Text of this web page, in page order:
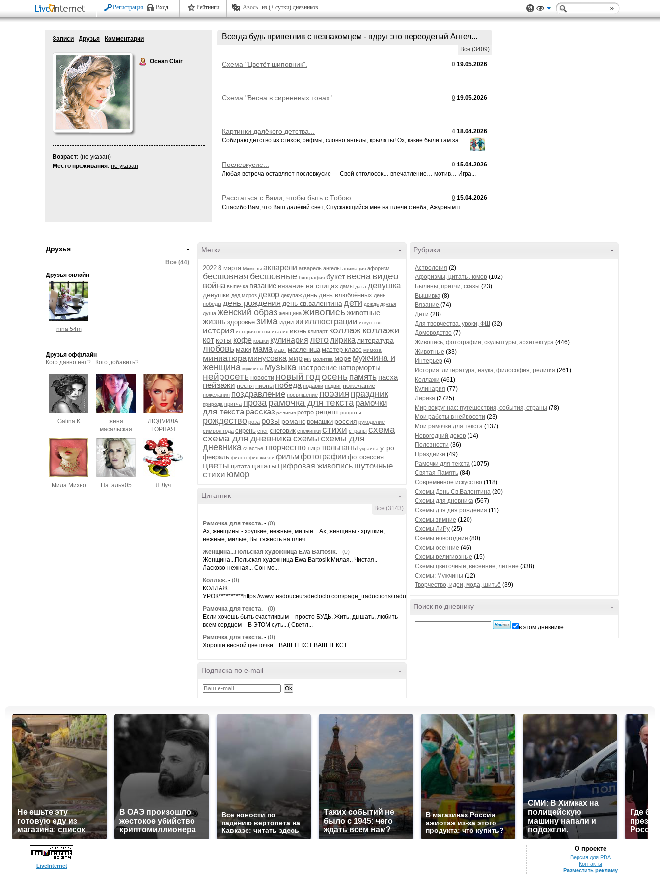
Регистрация Вход Рейтинги Авось из (+ сутки) дневников
Записи Друзья Комментарии
Ocean Clair
Возраст: (не указан)
Место проживания: не указан
Всегда будь приветлив с незнакомцем - вдруг это переодетый Ангел...
Все (3409)
0 19.05.2026
Схема "Цветёт шиповник".
0 19.05.2026
Схема "Весна в сиреневых тонах".
4 18.04.2026
Картинки далёкого детства...
Собираю детство из стихов, рифмы, словно ангелы, крылаты! Ох, какие были там за...
0 15.04.2026
Послевкусие...
Любая встреча оставляет послевкусие — Свой отголосок… впечатление… мотив… Игра...
0 15.04.2026
Расстаться с Вами, чтобы быть с Тобою.
Спасибо Вам, что Ваш далёкий свет, Спускающийся мне на плечи с неба, Ажурным п...
-
Друзья
Все (44)
Друзья онлайн
nina 54m
Друзья оффлайн
Кого давно нет?
Кого добавить?
Galina K
женя
масальская
ЛЮДМИЛА
ГОРНАЯ
Мила Михно Наталья05 Я Луч
-
Метки
2022 8 марта Мимозы акварели акварель ангелы анимация афоризм
бесшовная бесшовные биография букет весна видео
война выпечка вязание вязание на спицах дамы дата девушка
девушки дед мороз декор декупаж день день влюблённых день
победы день рождения день св.валентина дети дождь друзья
душа женский образ женщина живопись животные
жизнь здоровье зима идеи ии иллюстрации искусство
история история песни италия июнь клипарт коллажколлажи
кот коты кофе кошки кулинария лето лирика литература
любовь маки мама март масленица мастер-класс мимоза
миниатюра минусовка мир мк молитва море мужчина и
женщина мужчины музыка настроение натюрморты
нейросеть новости новый годосень память пасха
пейзажи песня пионы победа подарки подвиг пожелание
пожелания поздравление посвящение поэзия праздник
природа притча проза рамочка для текста рамочки
для текста рассказ религия ретро рецепт рецепты
рождество роза розы романс ромашки россия рукоделие
символ года сирень снег снеговик снежинки стихи страны схема
схема для дневника схемы схемы для
дневника счастье творчество тигр тюльпаны украина утро
февраль философия жизни фильмфотографии фотосессия
цветы цитата цитаты цифровая живопись шуточные
стихи юмор
-
Цитатник
Все (3143)
Рамочка для текста. - (0)
Ах, женщины - хрупкие, нежные, милые... Ах, женщины - хрупкие,
нежные, милые, Вы тяжесть на плеч...
Женщина...Польская художница Ewa Bartosik. - (0)
Женщина...Польская художница Ewa Bartosik Милая.. Чистая..
Ласково-нежная... Сон мо...
Коллаж. - (0)
КОЛЛАЖ
УРОК**********https://www.lesdouceursdecloclo.com/page_traductions/traductions_de_Mabel...
Рамочка для текста. - (0)
Если хочешь быть счастливым – просто БУДЬ. Жить, дышать, любить
всем сердцем – В ЭТОМ суть...( Светл...
Рамочка для текста. - (0)
Хороши весной цветочки... ВАШ ТЕКСТ ВАШ ТЕКСТ
-
Подписка по e-mail
-
Рубрики
Астрология (2)
Афоризмы, цитаты, юмор (102)
Былины, притчи, сказы (23)
Вышивка (8)
Вязание (74)
Дети (28)
Для творчества, уроки, ФШ (32)
Домоводство (7)
Живопись, фотографии, скульптуры, архитектура (446)
Животные (33)
Интерьер (4)
История, литература, наука, философия, религия (261)
Коллажи (461)
Кулинария (77)
Лирика (2725)
Мир вокруг нас: путешествия, события, страны (78)
Мои работы в нейросети (23)
Мои рамочки для текста (137)
Новогодний декор (14)
Полезности (36)
Праздники (49)
Рамочки для текста (1075)
Святая Память (84)
Современное искусство (118)
Схемы День Св.Валентина (20)
Схемы для дневника (567)
Схемы для дня рождения (11)
Схемы зимние (120)
Схемы ЛиРу (25)
Схемы новогодние (80)
Схемы осенние (46)
Схемы религиозные (15)
Схемы цветочные, весенние, летние (338)
Схемы: Мужчины (12)
Творчество, идеи, мода, шитьё (39)
-
Поиск по дневнику
в этом дневнике
Не ешьте эту
готовую еду из
магазина: список
В ОАЭ произошло
жестокое убийство
криптомиллионера
Все новости по
падению вертолета на
Кавказе: читать здесь
Таких событий не
было с 1945: чего
ждать всем нам?
В магазинах России
ажиотаж из-за этого
продукта: что купить?
СМИ: В Химках на
полицейскую
машину напали и
подожгли.
Где
LiveInternet
О проекте
Версия для PDA
Контакты
Разместить рекламу